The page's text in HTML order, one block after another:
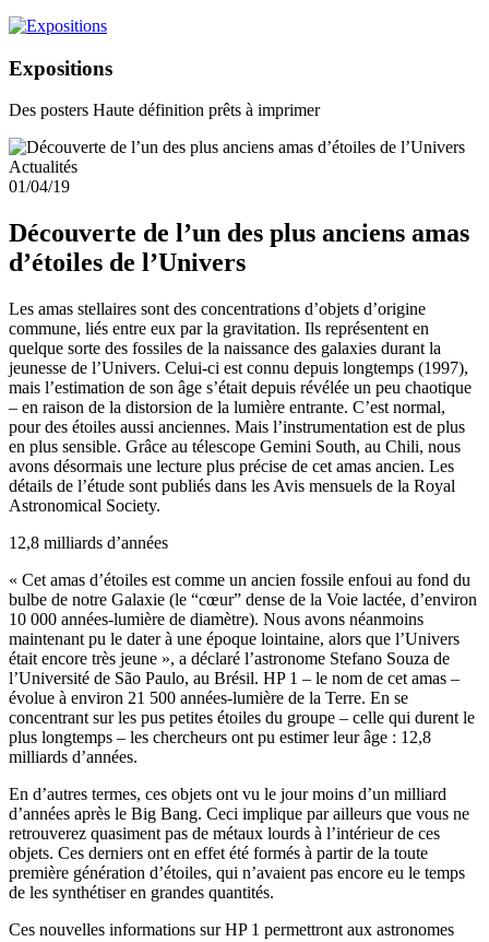
Expositions
Des posters Haute définition prêts à imprimer
Actualités
01/04/19
Découverte de l’un des plus anciens amas
d’étoiles de l’Univers
Les amas stellaires sont des concentrations d’objets d’origine
commune, liés entre eux par la gravitation. Ils représentent en
quelque sorte des fossiles de la naissance des galaxies durant la
jeunesse de l’Univers. Celui-ci est connu depuis longtemps (1997),
mais l’estimation de son âge s’était depuis révélée un peu chaotique
– en raison de la distorsion de la lumière entrante. C’est normal,
pour des étoiles aussi anciennes. Mais l’instrumentation est de plus
en plus sensible. Grâce au télescope Gemini South, au Chili, nous
avons désormais une lecture plus précise de cet amas ancien. Les
détails de l’étude sont publiés dans les Avis mensuels de la Royal
Astronomical Society.
12,8 milliards d’années
« Cet amas d’étoiles est comme un ancien fossile enfoui au fond du
bulbe de notre Galaxie (le “cœur” dense de la Voie lactée, d’environ
10 000 années-lumière de diamètre). Nous avons néanmoins
maintenant pu le dater à une époque lointaine, alors que l’Univers
était encore très jeune », a déclaré l’astronome Stefano Souza de
l’Université de São Paulo, au Brésil. HP 1 – le nom de cet amas –
évolue à environ 21 500 années-lumière de la Terre. En se
concentrant sur les pus petites étoiles du groupe – celle qui durent le
plus longtemps – les chercheurs ont pu estimer leur âge : 12,8
milliards d’années.
En d’autres termes, ces objets ont vu le jour moins d’un milliard
d’années après le Big Bang. Ceci implique par ailleurs que vous ne
retrouverez quasiment pas de métaux lourds à l’intérieur de ces
objets. Ces derniers ont en effet été formés à partir de la toute
première génération d’étoiles, qui n’avaient pas encore eu le temps
de les synthétiser en grandes quantités.
Ces nouvelles informations sur HP 1 permettront aux astronomes